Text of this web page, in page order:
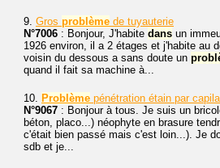
9. Gros problème de tuyauterie
N°7006 : Bonjour, J'habite dans un
1926 environ, il a 2 étages et j'habite au
voisin du dessous a sans doute un
quand il fait sa machine à...
10. Problème pénétration étain par
N°9067 : Bonjour à tous. Je suis un
béton, placo...) néophyte en brasure
c'était bien passé mais c'est loin...). Je
sdb et je...